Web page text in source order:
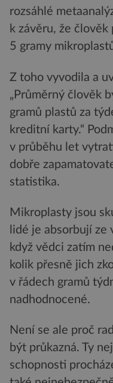
rozsáhlé
k závěru, že
5 gramy
Z toho vyvodila a
„Průměrný člověk
gramů plastů za
kreditní karty.“
v průběhu let
dobře
statistika.
Mikroplasty jsou
lidé je absorbují ze
když vědci zatím
kolik přesně jich
v řádech gramů
nadhodnocené.
Není se ale proč
být průkazná. Ty
schopnosti